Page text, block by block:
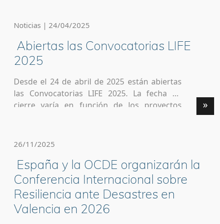
adaptación al clima, la economía circular, la
gestión de los recursos naturales, el
crecimiento económico sostenible, la
innovación, la salud, la gobernanza y el
Noticias | 24/04/2025
Abiertas las Convocatorias LIFE
2025
Desde el 24 de abril de 2025 están abiertas
las Convocatorias LIFE 2025. La fecha de
cierre varía en función de los proyectos
de estas convocatorias, la Agencia Ejecutiva
Medio Ambiente (CINEA) celebrará los
próximos días 13, […]
»
26/11/2025
España y la OCDE organizarán la
Conferencia Internacional sobre
Resiliencia ante Desastres en
Valencia en 2026